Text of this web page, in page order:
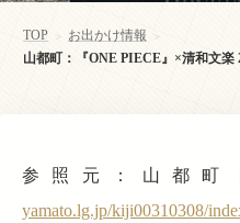
TOP > お出かけ情報 >
山都町：『ONE PIECE』×清和文楽
参照元：山都町
yamato.lg.jp/kiji00310308/